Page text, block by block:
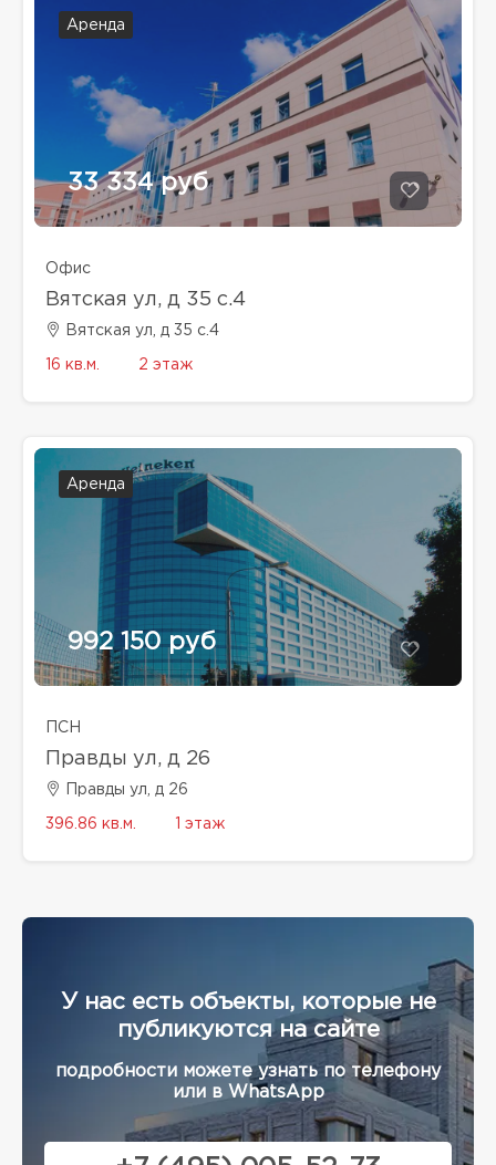
Аренда
33 334 руб
Офис
Вятская ул, д 35 с.4
Вятская ул, д 35 с.4
16 кв.м. 2 этаж
Аренда
992 150 руб
ПСН
Правды ул, д 26
Правды ул, д 26
396.86 кв.м. 1 этаж
У нас есть объекты, которые не
публикуются на сайте
подробности можете узнать по телефону
или в WhatsApp